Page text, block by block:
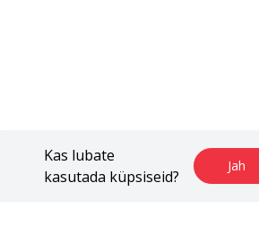
Kas lubate
kasutada küpsiseid?
Jah